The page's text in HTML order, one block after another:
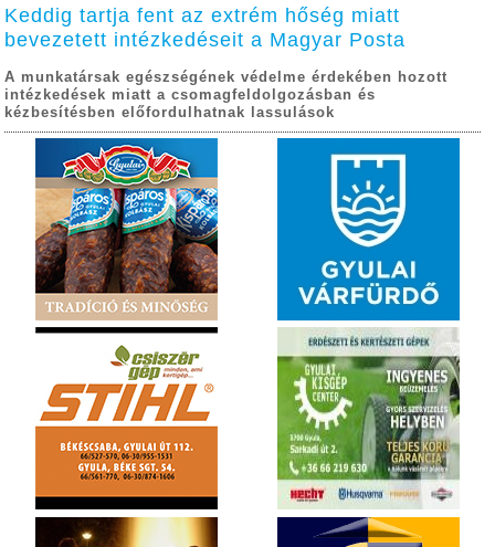
Keddig tartja fent az extrém hőség miatt
bevezetett intézkedéseit a Magyar Posta
A munkatársak egészségének védelme érdekében hozott
intézkedések miatt a csomagfeldolgozásban és
kézbesítésben előfordulhatnak lassulások